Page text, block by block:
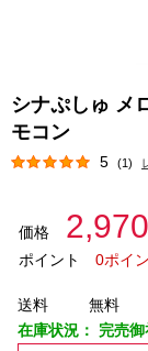
シナぷしゅ メ
モコン
5 (1)
価格
ポイント
0ポイ
送料
無料
在庫状況： 完売御